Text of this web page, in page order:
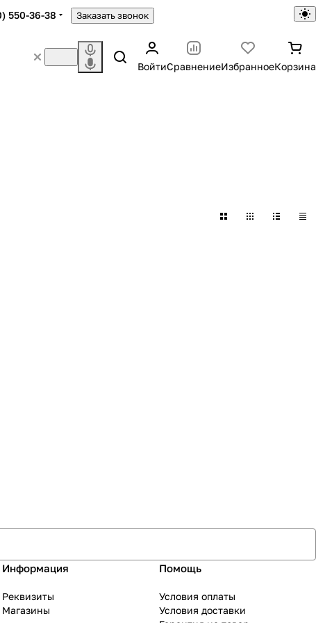
550-36-38 Заказать звонок
ВойтиСравнениеИзбранноеКорзина
Информация
Реквизиты
Магазины
Помощь
Условия оплаты
Условия доставки